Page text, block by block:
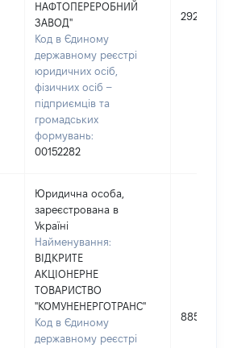
НАФТОПЕРЕРОБНИЙ
ЗАВОД"
Код в Єдиному
державному реєстрі
юридичних осіб,
фізичних осіб –
підприємців та
громадських
формувань:
00152282
292754
Юридична особа,
зареєстрована в
Україні
Найменування:
ВІДКРИТЕ
АКЦІОНЕРНЕ
ТОВАРИСТВО
"КОМУНЕНЕРГОТРАНС"
Код в Єдиному
державному реєстрі
885000